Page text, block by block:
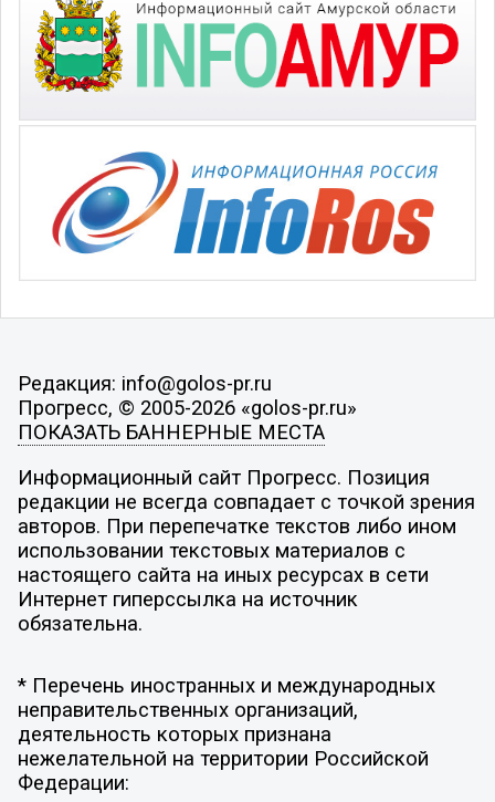
Редакция: info@golos-pr.ru
Прогресс, © 2005-2026 «golos-pr.ru»
ПОКАЗАТЬ БАННЕРНЫЕ МЕСТА
Информационный сайт Прогресс. Позиция
редакции не всегда совпадает с точкой зрения
авторов. При перепечатке текстов либо ином
использовании текстовых материалов с
настоящего сайта на иных ресурсах в сети
Интернет гиперссылка на источник
обязательна.
* Перечень иностранных и международных
неправительственных организаций,
деятельность которых признана
нежелательной на территории Российской
Федерации: